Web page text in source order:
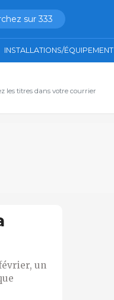
sur 333
INSTALLATIONS/ÉQUIPEMENT
les titres dans votre courrier
un